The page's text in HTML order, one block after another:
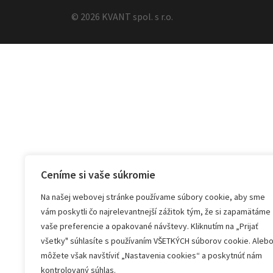
Ceníme si vaše súkromie
Na našej webovej stránke používame súbory cookie, aby sme
vám poskytli čo najrelevantnejší zážitok tým, že si zapamätáme
vaše preferencie a opakované návštevy. Kliknutím na „Prijať
všetky" súhlasíte s používaním VŠETKÝCH súborov cookie. Alebo
môžete však navštíviť „Nastavenia cookies“ a poskytnúť nám
kontrolovaný súhlas.
© 2026 KVANT spol. s r.o.